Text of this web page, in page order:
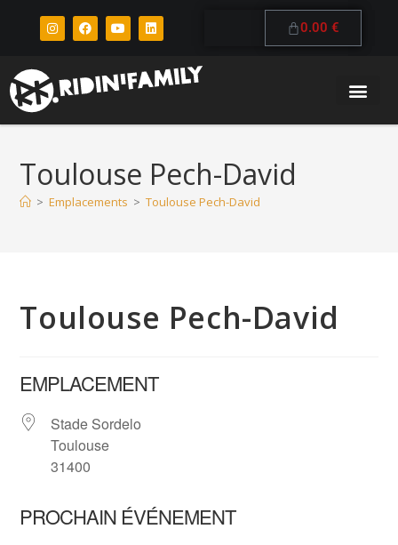
0.00 €
Toulouse Pech-David
> Emplacements > Toulouse Pech-David
Toulouse Pech-David
EMPLACEMENT
Stade Sordelo
Toulouse
31400
PROCHAIN ÉVÉNEMENT